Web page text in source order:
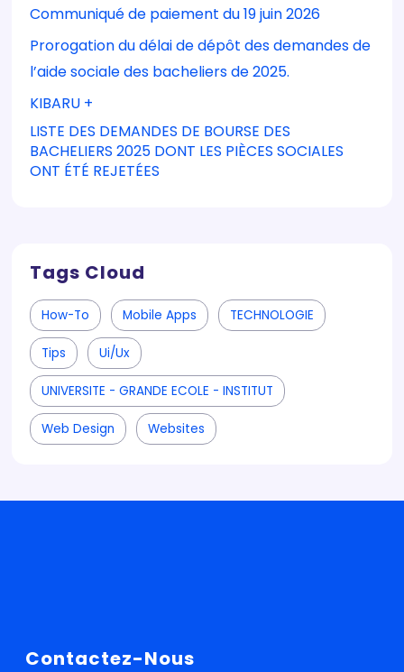
Communiqué de paiement du 19 juin 2026
Prorogation du délai de dépôt des demandes de
l’aide sociale des bacheliers de 2025.
KIBARU +
LISTE DES DEMANDES DE BOURSE DES
BACHELIERS 2025 DONT LES PIÈCES SOCIALES
ONT ÉTÉ REJETÉES
Tags Cloud
How-To Mobile Apps TECHNOLOGIE
Tips Ui/ux
UNIVERSITE - GRANDE ECOLE - INSTITUT
Web Design Websites
Contactez-Nous